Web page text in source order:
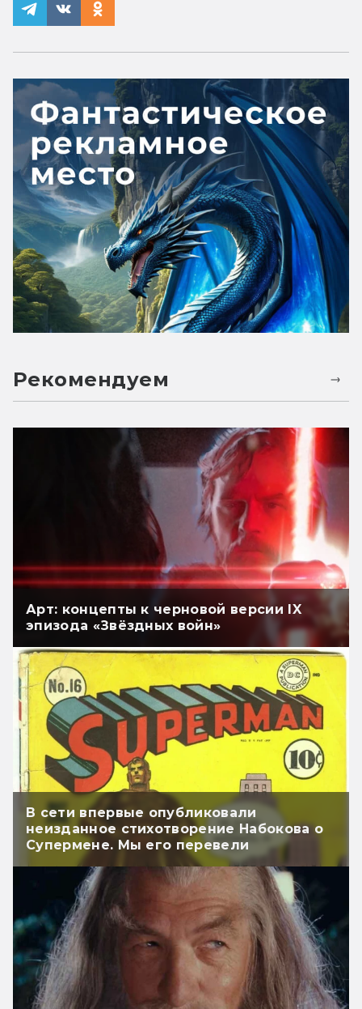
Рекомендуем
Арт: концепты к черновой версии IX
эпизода «Звёздных войн»
В сети впервые опубликовали
неизданное стихотворение Набокова о
Супермене. Мы его перевели